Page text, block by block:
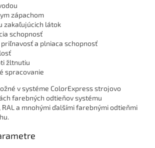
zápachom
zakaľujúcich látok
schopnosť
a plniaca schopnosť
žltnutiu
spracovanie
v systéme ColorExpress strojovo
farebných odtieňov systému
RAL a mnohými ďalšími farebnými odtieňmi